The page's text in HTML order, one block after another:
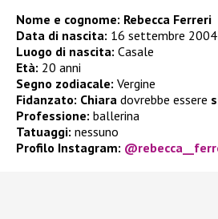
Nome e cognome: Rebecca Ferreri
Data di nascita: 16 settembre 2004
Luogo di nascita: Casale
Età: 20 anni
Segno zodiacale: Vergine
Fidanzato: Chiara dovrebbe essere
Professione: ballerina
Tatuaggi: nessuno
Profilo Instagram: